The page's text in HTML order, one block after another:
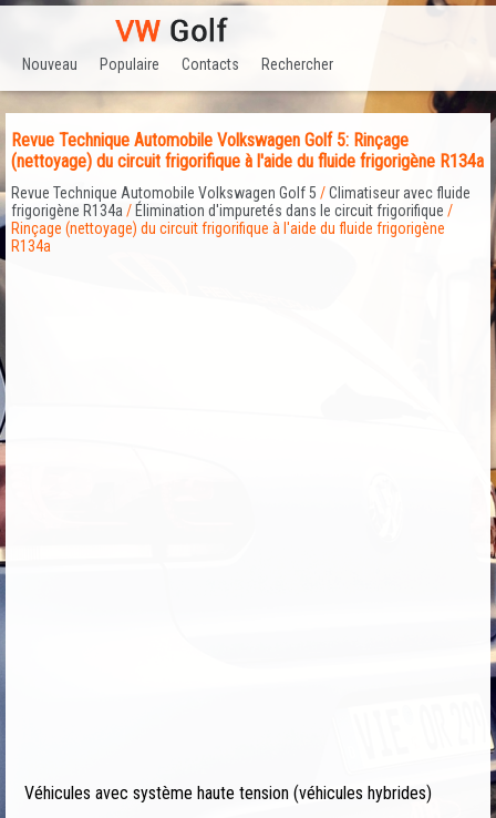
Nouveau Populaire Contacts Rechercher
Revue Technique Automobile Volkswagen Golf 5: Rinçage
(nettoyage) du circuit frigorifique à l'aide du fluide frigorigène R134a
Revue Technique Automobile Volkswagen Golf 5 /Climatiseur avec fluide
frigorigène R134a / Élimination d'impuretés dans le circuit frigorifique /
Rinçage (nettoyage) du circuit frigorifique à l'aide du fluide frigorigène
R134a
Véhicules avec système haute tension (véhicules hybrides)